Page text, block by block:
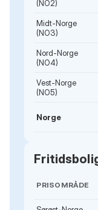
(NO2)
Midt-Norge
(NO3)
Nord-Norge
(NO4)
Vest-Norge
(NO5)
Norge
PRISOMRÅDE